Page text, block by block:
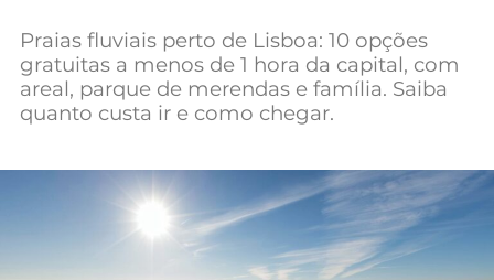
Negócios
Mundial 2026
Praias fluviais perto de Lisboa: 10 opções
gratuitas a menos de 1 hora da capital, com
areal, parque de merendas e família. Saiba
quanto custa ir e como chegar.